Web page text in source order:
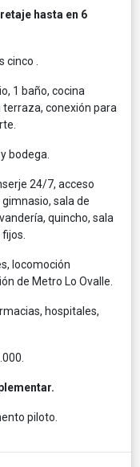
hasta en 6
.
1 baño, cocina
conexión para
bodega.
24/7, acceso
sala de
quincho, sala
locomoción
de Metro Lo Ovalle.
hospitales,
piloto.